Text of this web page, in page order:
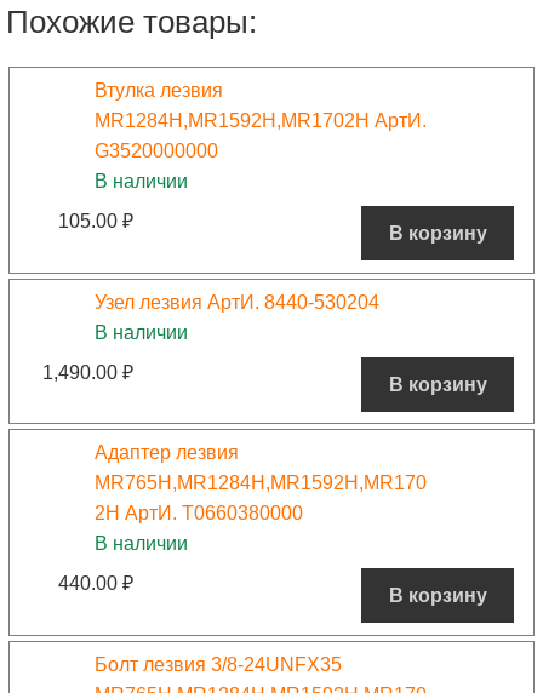
Похожие товары:
Втулка лезвия
MR1284H,MR1592H,MR1702H АртИ.
G3520000000
В наличии
105.00 ₽
В корзину
Узел лезвия АртИ. 8440-530204
В наличии
1,490.00 ₽
В корзину
Адаптер лезвия
MR765H,MR1284H,MR1592H,MR170
2H АртИ. T0660380000
В наличии
440.00 ₽
В корзину
Болт лезвия 3/8-24UNFX35